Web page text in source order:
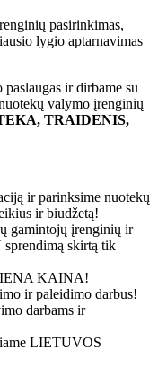
pasirinkimas,
lygio aptarnavimas
ir dirbame su
valymo įrenginių
TRAIDENIS,
ir parinksime nuotekų
ir biudžetą!
gamintojų įrenginių ir
sprendimą skirtą tik
KAINA!
ir paleidimo darbus!
darbams ir
LIETUVOS